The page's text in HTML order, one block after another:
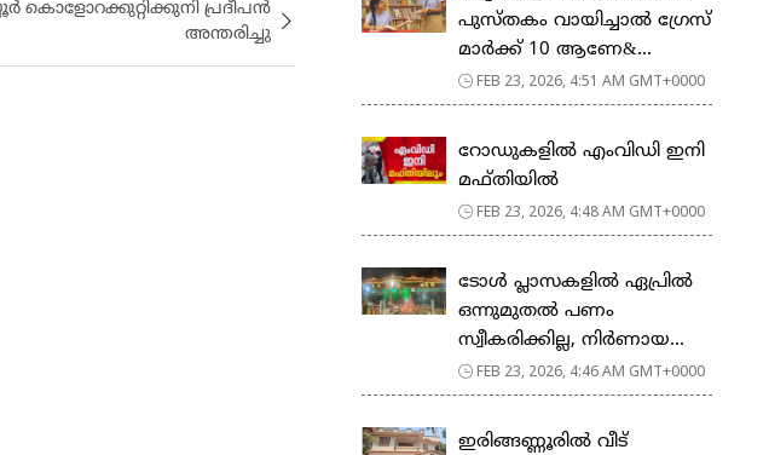
കൊളോറക്കുറ്റിക്കുനി പ്രദീപൻ
അന്തരിച്ചു
പുസ്തകം വായിച്ചാല്‍ ഗ്രേസ്
മാര്‍ക്ക് 10 ആണേ&...
FEB 23, 2026, 4:51 AM GMT+0000
റോഡുകളില്‍ എംവിഡി ഇനി
മഫ്തിയില്‍
FEB 23, 2026, 4:48 AM GMT+0000
ടോള്‍ പ്ലാസകളില്‍ ഏപ്രില്‍
ഒന്നുമുതല്‍ പണം
സ്വീകരിക്കില്ല, നിര്‍ണായ...
FEB 23, 2026, 4:46 AM GMT+0000
ഇരിങ്ങണ്ണൂരിൽ വീട്